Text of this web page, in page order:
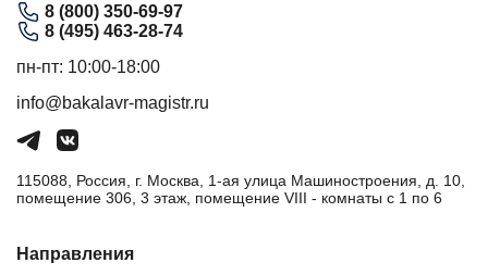
8 (800) 350-69-97
8 (495) 463-28-74
пн-пт: 10:00-18:00
info@bakalavr-magistr.ru
115088, Россия, г. Москва, 1-ая улица Машиностроения, д. 10,
помещение 306, 3 этаж, помещение VIII - комнаты с 1 по 6
Направления